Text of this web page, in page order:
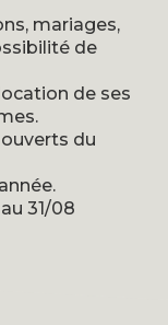
mariages,
de
de ses
du
31/08